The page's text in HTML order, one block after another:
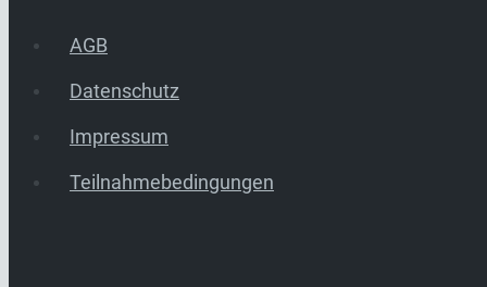
AGB
Datenschutz
Impressum
Teilnahmebedingungen